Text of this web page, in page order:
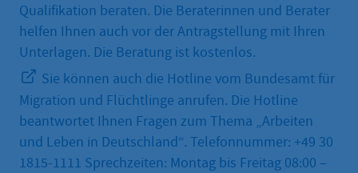
Qualifikation beraten. Die Beraterinnen und Berater
helfen Ihnen auch vor der Antragstellung mit Ihren
Unterlagen. Die Beratung ist kostenlos.
Sie können auch die Hotline vom Bundesamt für
Migration und Flüchtlinge anrufen. Die Hotline
beantwortet Ihnen Fragen zum Thema „Arbeiten
und Leben in Deutschland“. Telefonnummer: +49 30
1815-1111 Sprechzeiten: Montag bis Freitag 08:00 –